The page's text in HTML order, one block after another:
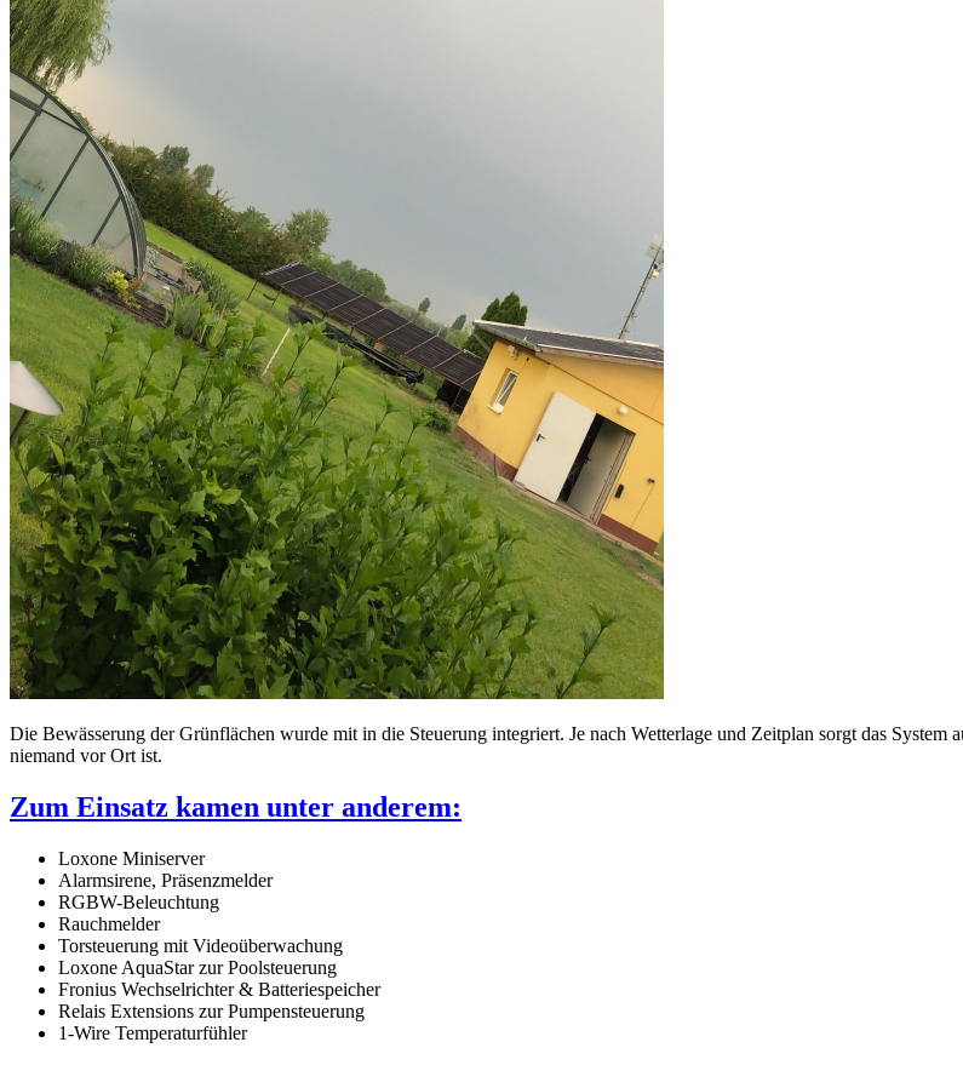
Die Bewässerung der Grünflächen wurde mit in die Steuerung integriert. Je nach Wetterlage und Zeitplan sorgt das System
niemand vor Ort ist.
Zum Einsatz kamen unter anderem:
Loxone Miniserver
Alarmsirene, Präsenzmelder
RGBW-Beleuchtung
Rauchmelder
Torsteuerung mit Videoüberwachung
Loxone AquaStar zur Poolsteuerung
Fronius Wechselrichter & Batteriespeicher
Relais Extensions zur Pumpensteuerung
1-Wire Temperaturfühler